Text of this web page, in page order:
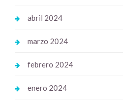
abril 2024
marzo 2024
febrero 2024
enero 2024